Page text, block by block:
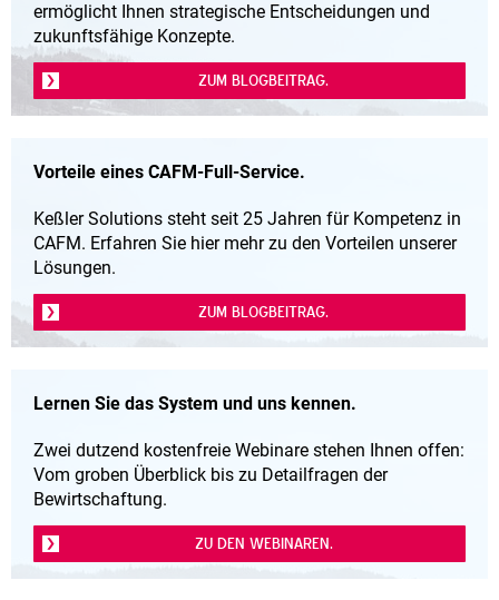
ermöglicht Ihnen strategische Entscheidungen und
zukunftsfähige Konzepte.
ZUM BLOGBEITRAG.
Vorteile eines CAFM-Full-Service.
Keßler Solutions steht seit 25 Jahren für Kompetenz in
CAFM. Erfahren Sie hier mehr zu den Vorteilen unserer
Lösungen.
ZUM BLOGBEITRAG.
Lernen Sie das System und uns kennen.
Zwei dutzend kostenfreie Webinare stehen Ihnen offen:
Vom groben Überblick bis zu Detailfragen der
Bewirtschaftung.
ZU DEN WEBINAREN.